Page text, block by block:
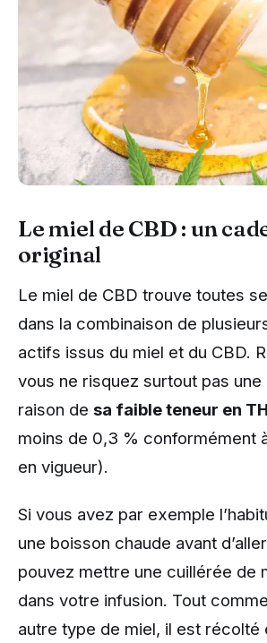
Le miel de CBD : un
original
Le miel de CBD trouve toutes
dans la combinaison de
actifs issus du miel et du CBD.
vous ne risquez surtout pas
raison de sa faible teneur en
moins de 0,3 % conformément
en vigueur).
Si vous avez par exemple
une boisson chaude avant
pouvez mettre une cuillérée de
dans votre infusion. Tout
autre type de miel, il est récolté